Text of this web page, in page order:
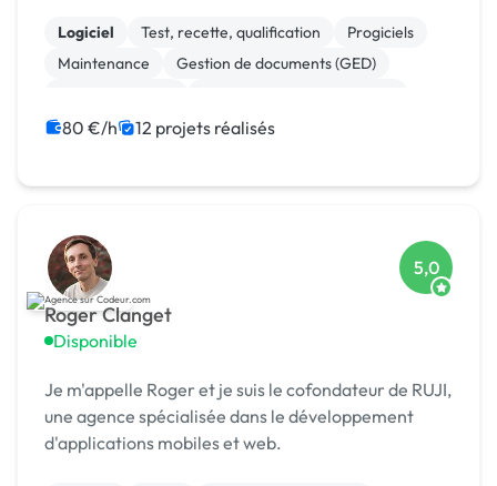
Logiciel Test, recette, qualification
Progiciels
Maintenance
Gestion de documents (GED)
JavaScript
Gestion de projet
80 €/h 12 projets réalisés
Roger Clanget
Disponible
5,0
Je m'appelle Roger et je suis le cofondateur de RUJI,
une agence spécialisée dans le développement
d'applications mobiles et web.